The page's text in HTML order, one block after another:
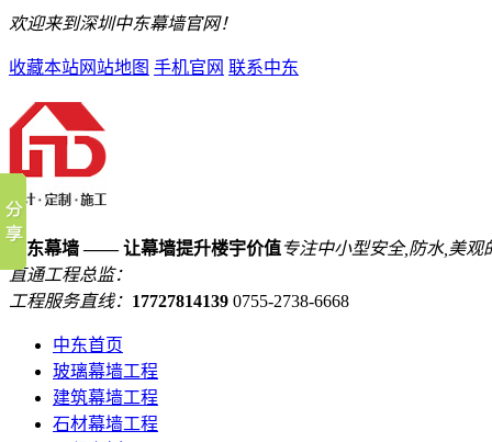
欢迎来到深圳中东幕墙官网！
收藏本站网站地图 手机官网 联系中东
中东幕墙 —— 让幕墙提升楼宇价值专注中小型安全,防水,美观
直通工程总监：
工程服务直线： 17727814139 0755-2738-6668
中东首页
玻璃幕墙工程
建筑幕墙工程
石材幕墙工程